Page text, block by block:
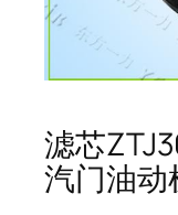
滤芯
汽门油动